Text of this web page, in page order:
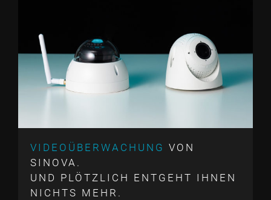
VIDEOÜBERWACHUNG VON
SINOVA.
UND PLÖTZLICH ENTGEHT IHNEN
NICHTS MEHR.